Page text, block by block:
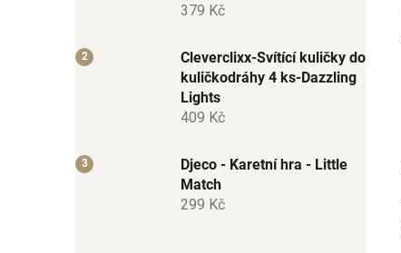
379 Kč
Cleverclixx-Svítící kuličky do
kuličkodráhy 4 ks-Dazzling
Lights
409 Kč
Djeco - Karetní hra - Little
Match
299 Kč